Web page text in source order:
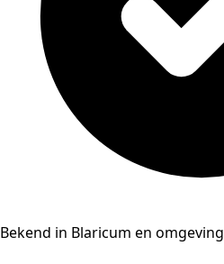
Bekend in Blaricum en omgeving